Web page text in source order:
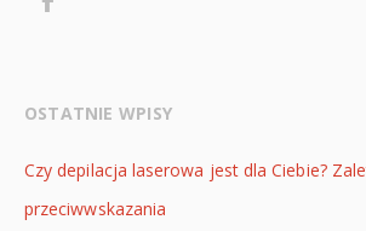
OSTATNIE WPISY
Czy depilacja laserowa jest dla Ciebie?
przeciwwskazania